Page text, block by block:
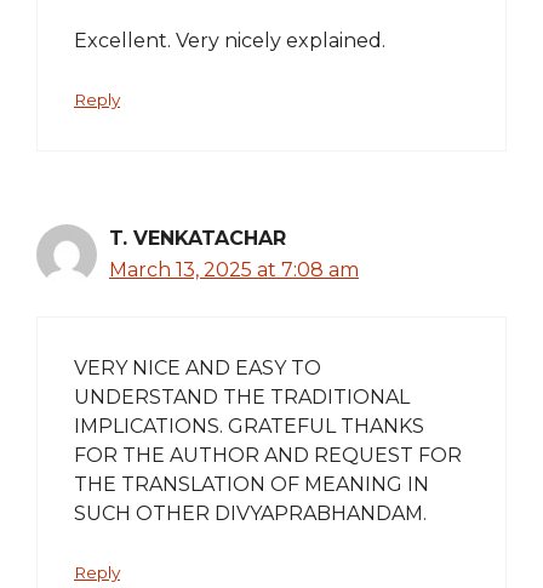
Excellent. Very nicely explained.
Reply
T. VENKATACHAR
March 13, 2025 at 7:08 am
VERY NICE AND EASY TO
UNDERSTAND THE TRADITIONAL
IMPLICATIONS. GRATEFUL THANKS
FOR THE AUTHOR AND REQUEST FOR
THE TRANSLATION OF MEANING IN
SUCH OTHER DIVYAPRABHANDAM.
Reply